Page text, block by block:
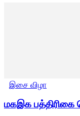
இசை விழா
மகஇக பத்திரிகை